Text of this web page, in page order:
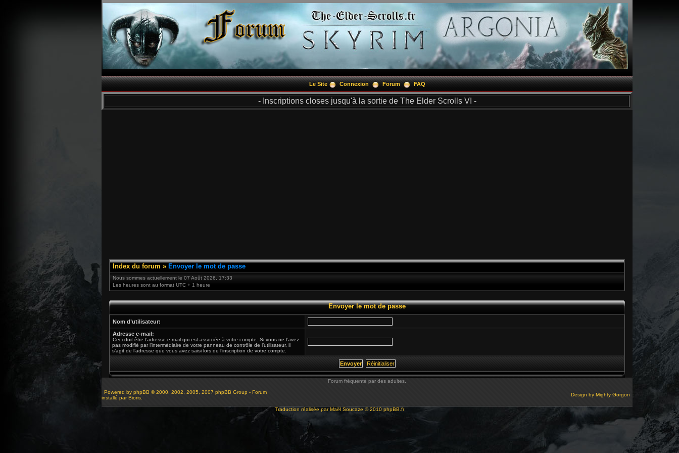
Le Site Connexion Forum FAQ
- Inscriptions closes jusqu'à la sortie de The Elder Scrolls VI -
Index du forum » Envoyer le mot de passe
Nous sommes actuellement le 07 Août 2026, 17:33
Les heures sont au format UTC + 1 heure
Envoyer le mot de passe
Nom d’utilisateur:
Adresse e-mail:
Ceci doit être l’adresse e-mail qui est associée à votre compte. Si vous ne l’avez
pas modifié par l’intermédiaire de votre panneau de contrôle de l’utilisateur, il
s’agit de l’adresse que vous avez saisi lors de l’inscription de votre compte.
Forum fréquenté par des adultes.
Powered by phpBB © 2000, 2002, 2005, 2007 phpBB Group - Forum
installé par Bioris.
Design by Mighty Gorgon
Traduction réalisée parMaël Soucaze © 2010 phpBB.fr